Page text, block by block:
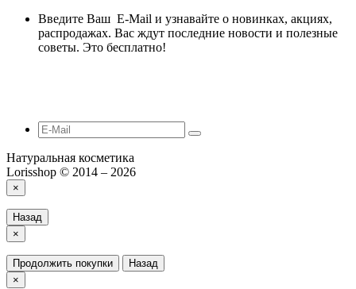
Введите Ваш E-Mail и узнавайте о новинках, акциях,
распродажах. Вас ждут последние новости и полезные
советы. Это бесплатно!
Натуральная косметика
Lorisshop © 2014 – 2026
×
Назад
×
Продолжить покупки
Назад
×